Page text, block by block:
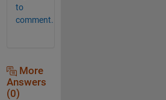
to
comment.
More
Answers
(0)